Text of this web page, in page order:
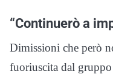
“Continuerò a
Dimissioni che però
fuoriuscita dal